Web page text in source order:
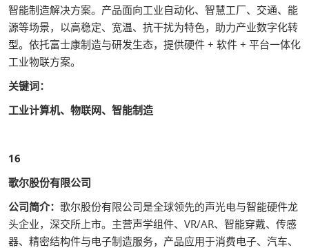
智能制造解决方案。产品面向工业自动化、智慧工厂、交通、能
源等场景，以高稳定、宽温、抗干扰为特色，助力产业数字化转
型。依托富士康制造与研发生态，提供硬件 + 软件 + 平台一体化
工业物联方案。
关键词：
工业计算机、物联网、智能制造
16
歌尔股份有限公司
公司简介： 歌尔股份有限公司是全球领先的声光电与智能硬件龙
头企业，深交所上市。主营声学组件、VR/AR、智能穿戴、传感
器、精密结构件与电子制造服务，产品应用于消费电子、汽车、